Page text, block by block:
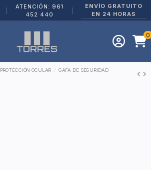
ATENCIÓN: 961
452 440
ENVÍO GRATUITO
EN 24 HORAS
0
PROTECCIÓN OCULAR
GAFA DE SEGURIDAD